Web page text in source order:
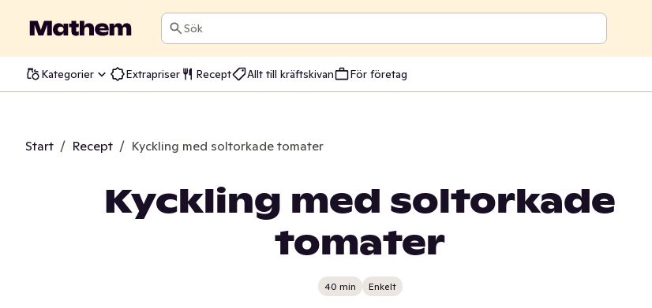
Sök
Kategorier Extrapriser Recept Allt till kräftskivan För företag
Start / Recept / Kyckling med soltorkade tomater
Kyckling med soltorkade
tomater
40 min Enkelt